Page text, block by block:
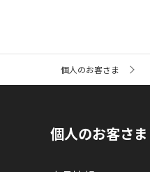
ト
個人のお客さま
個人のお客さま